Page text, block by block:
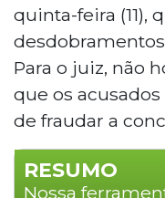
quinta-feira (11),
Para o juiz, não
que os
de fraudar a
RESUMO
Nossa